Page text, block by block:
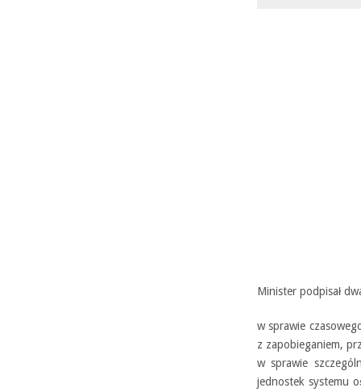
Minister podpisał
w sprawie
z zapobieganiem,
w sprawie
jednostek systemu